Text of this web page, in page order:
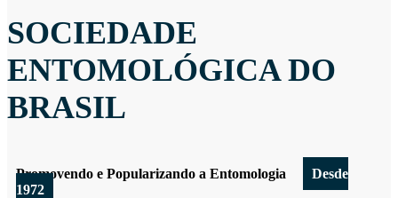
SOCIEDADE
ENTOMOLÓGICA DO
BRASIL
Promovendo e Popularizando a Entomologia
Desde
1972